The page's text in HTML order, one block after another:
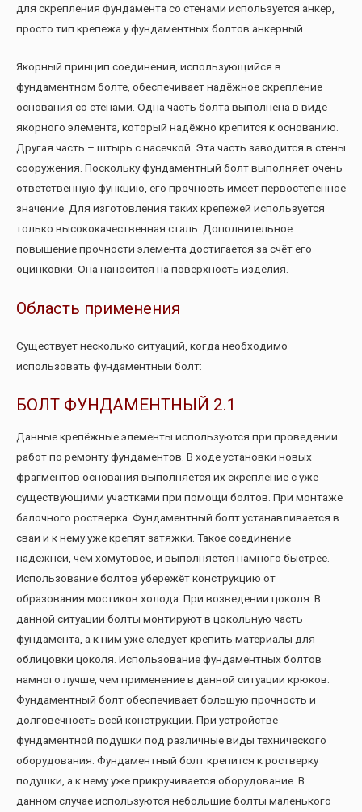
для скрепления фундамента со стенами используется анкер,
просто тип крепежа у фундаментных болтов анкерный.
Якорный принцип соединения, использующийся в
фундаментном болте, обеспечивает надёжное скрепление
основания со стенами. Одна часть болта выполнена в виде
якорного элемента, который надёжно крепится к основанию.
Другая часть – штырь с насечкой. Эта часть заводится в стены
сооружения. Поскольку фундаментный болт выполняет очень
ответственную функцию, его прочность имеет первостепенное
значение. Для изготовления таких крепежей используется
только высококачественная сталь. Дополнительное
повышение прочности элемента достигается за счёт его
оцинковки. Она наносится на поверхность изделия.
Область применения
Существует несколько ситуаций, когда необходимо
использовать фундаментный болт:
БОЛТ ФУНДАМЕНТНЫЙ 2.1
Данные крепёжные элементы используются при проведении
работ по ремонту фундаментов. В ходе установки новых
фрагментов основания выполняется их скрепление с уже
существующими участками при помощи болтов. При монтаже
балочного ростверка. Фундаментный болт устанавливается в
сваи и к нему уже крепят затяжки. Такое соединение
надёжней, чем хомутовое, и выполняется намного быстрее.
Использование болтов убережёт конструкцию от
образования мостиков холода. При возведении цоколя. В
данной ситуации болты монтируют в цокольную часть
фундамента, а к ним уже следует крепить материалы для
облицовки цоколя. Использование фундаментных болтов
намного лучше, чем применение в данной ситуации крюков.
Фундаментный болт обеспечивает большую прочность и
долговечность всей конструкции. При устройстве
фундаментной подушки под различные виды технического
оборудования. Фундаментный болт крепится к ростверку
подушки, а к нему уже прикручивается оборудование. В
данном случае используются небольшие болты маленького